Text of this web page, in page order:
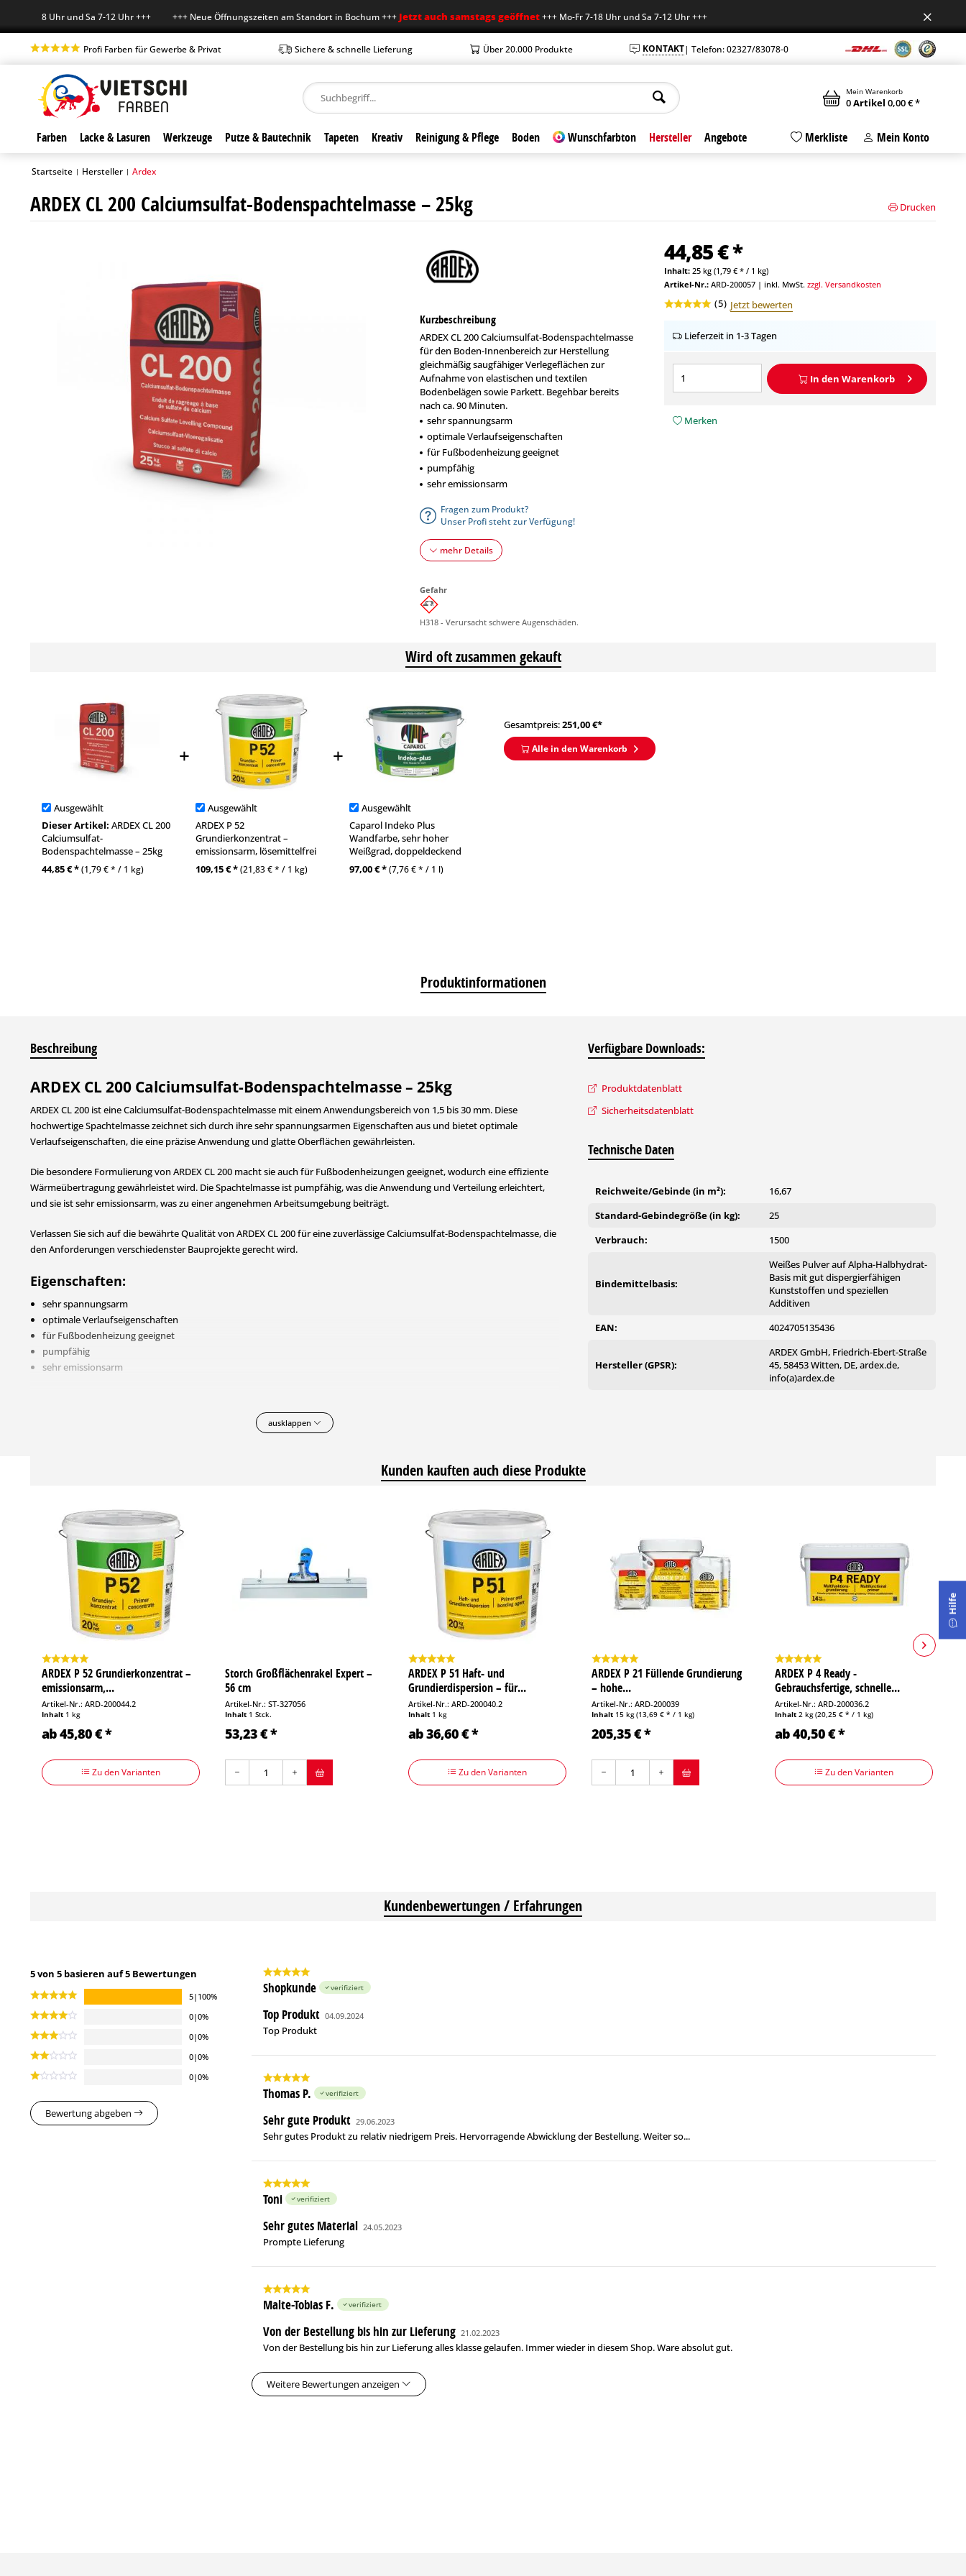
7-18 Uhr und Sa 7-12 Uhr +++ +++ Neue Öffnungszeiten am Standort in Bochum +++Jetzt auch samstags geöffnet+++ Mo-Fr 7-18 Uhr und Sa 7-12 Uhr +++
Profi Farben für Gewerbe & Privat Sichere & schnelle Lieferung Über 20.000 Produkte KONTAKT| Telefon: 02327/83078-0
Mein Warenkorb
0Artikel 0,00 € *
Farben Lacke & Lasuren Werkzeuge Putze & Bautechnik Tapeten Kreativ Reinigung & Pflege Boden Wunschfarbton Hersteller Angebote Merkliste Mein Konto
Startseite | Hersteller | Ardex
ARDEX CL 200 Calciumsulfat-Bodenspachtelmasse – 25kg Drucken
Kurzbeschreibung
ARDEX CL 200 Calciumsulfat-Bodenspachtelmasse
für den Boden-Innenbereich zur Herstellung
gleichmäßig saugfähiger Verlegeflächen zur
Aufnahme von elastischen und textilen
Bodenbelägen sowie Parkett. Begehbar bereits
nach ca. 90 Minuten.
sehr spannungsarm
optimale Verlaufseigenschaften
für Fußbodenheizung geeignet
pumpfähig
sehr emissionsarm
Fragen zum Produkt?
Unser Profi steht zur Verfügung!
mehr Details
Gefahr
H318 - Verursacht schwere Augenschäden.
44,85 € *
Inhalt: 25 kg (1,79 € * / 1 kg)
Artikel-Nr.: ARD-200057| inkl. MwSt. zzgl. Versandkosten
(5) Jetzt bewerten
Lieferzeit in 1-3 Tagen
In den Warenkorb
Merken
Wird oft zusammen gekauft
Ausgewählt
Dieser Artikel: ARDEX CL 200
Calciumsulfat-
Bodenspachtelmasse – 25kg
44,85 € *(1,79 € * / 1 kg)
Ausgewählt
ARDEX P 52
Grundierkonzentrat –
emissionsarm, lösemittelfrei
109,15 € *(21,83 € * / 1 kg)
Ausgewählt
Caparol Indeko Plus
Wandfarbe, sehr hoher
Weißgrad, doppeldeckend
97,00 € *(7,76 € * / 1 l)
Gesamtpreis:251,00€*
Alle in den Warenkorb
Produktinformationen
Beschreibung
ARDEX CL 200 Calciumsulfat-Bodenspachtelmasse – 25kg
ARDEX CL 200 ist eine Calciumsulfat-Bodenspachtelmasse mit einem Anwendungsbereich von 1,5 bis 30 mm. Diese
hochwertige Spachtelmasse zeichnet sich durch ihre sehr spannungsarmen Eigenschaften aus und bietet optimale
Verlaufseigenschaften, die eine präzise Anwendung und glatte Oberflächen gewährleisten.
Die besondere Formulierung von ARDEX CL 200 macht sie auch für Fußbodenheizungen geeignet, wodurch eine effiziente
Wärmeübertragung gewährleistet wird. Die Spachtelmasse ist pumpfähig, was die Anwendung und Verteilung erleichtert,
und sie ist sehr emissionsarm, was zu einer angenehmen Arbeitsumgebung beiträgt.
Verlassen Sie sich auf die bewährte Qualität von ARDEX CL 200 für eine zuverlässige Calciumsulfat-Bodenspachtelmasse, die
den Anforderungen verschiedenster Bauprojekte gerecht wird.
Eigenschaften:
sehr spannungsarm
optimale Verlaufseigenschaften
für Fußbodenheizung geeignet
pumpfähig
sehr emissionsarm
ausklappen
Verfügbare Downloads:
Produktdatenblatt
Sicherheitsdatenblatt
Technische Daten
Reichweite/Gebinde (in m²):
16,67
Standard-Gebindegröße (in kg):
25
Verbrauch:
1500
Bindemittelbasis:
Weißes Pulver auf Alpha-Halbhydrat-
Basis mit gut dispergierfähigen
Kunststoffen und speziellen
Additiven
EAN:
4024705135436
Hersteller (GPSR):
ARDEX GmbH, Friedrich-Ebert-Straße
45, 58453 Witten, DE, ardex.de,
info(a)ardex.de
Kunden kauften auch diese Produkte
ARDEX P 52 Grundierkonzentrat –
emissionsarm,...
Artikel-Nr.: ARD-200044.2
Inhalt 1 kg
ab 45,80 € *
Zu den Varianten
Storch Großflächenrakel Expert –
56 cm
Artikel-Nr.: ST-327056
Inhalt 1 Stck.
53,23 € *
ARDEX P 51 Haft- und
Grundierdispersion – für...
Artikel-Nr.: ARD-200040.2
Inhalt 1 kg
ab 36,60 € *
Zu den Varianten
ARDEX P 21 Füllende Grundierung
– hohe...
Artikel-Nr.: ARD-200039
Inhalt 15 kg(13,69 € * / 1 kg)
205,35 € *
ARDEX P 4 Ready -
Gebrauchsfertige, schnelle...
Artikel-Nr.: ARD-200036.2
Inhalt 2 kg(20,25 € * / 1 kg)
ab 40,50 € *
Zu den Varianten
Kundenbewertungen / Erfahrungen
5 von 5 basieren auf 5 Bewertungen
5|100%
0|0%
0|0%
0|0%
0|0%
Bewertung abgeben
Shopkunde verifiziert
Top Produkt 04.09.2024
Top Produkt
Thomas P. verifiziert
Sehr gute Produkt 29.06.2023
Sehr gutes Produkt zu relativ niedrigem Preis. Hervorragende Abwicklung der Bestellung. Weiter so...
Toni verifiziert
Sehr gutes Material 24.05.2023
Prompte Lieferung
Malte-Tobias F. verifiziert
Von der Bestellung bis hin zur Lieferung 21.02.2023
Von der Bestellung bis hin zur Lieferung alles klasse gelaufen. Immer wieder in diesem Shop. Ware absolut gut.
Weitere Bewertungen anzeigen
Hilfe